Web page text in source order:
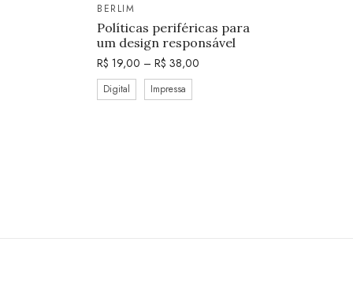
BERLIM
Políticas periféricas para
um design responsável
R$ 19,00 – R$ 38,00
Digital Impressa